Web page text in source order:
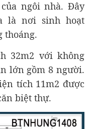
ngôi nhà. Đây
là nơi sinh hoạt
thoáng.
32m2 với không
lớn gồm 8 người.
tích 11m2 được
biệt thự.